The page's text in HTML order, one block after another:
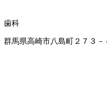
歯科
群馬県高崎市八島町２７３－